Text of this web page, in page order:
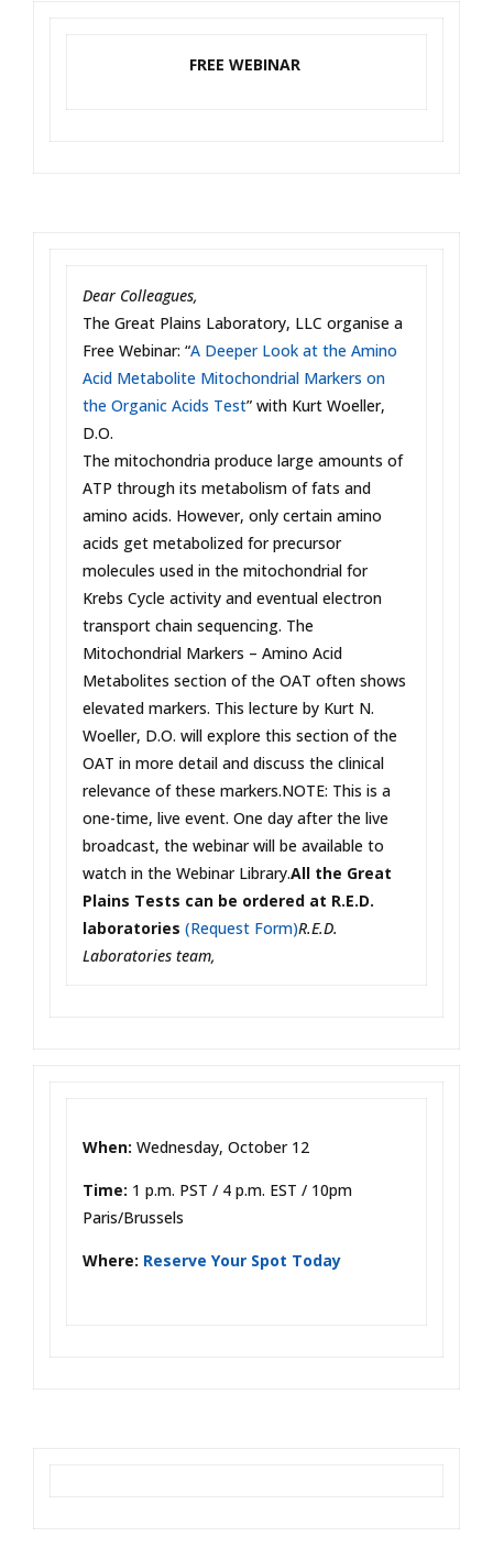
FREE WEBINAR
Dear Colleagues,
The Great Plains Laboratory, LLC organise a
Free Webinar: “A Deeper Look at the Amino
Acid Metabolite Mitochondrial Markers on
the Organic Acids Test” with Kurt Woeller,
D.O.
The mitochondria produce large amounts of
ATP through its metabolism of fats and
amino acids. However, only certain amino
acids get metabolized for precursor
molecules used in the mitochondrial for
Krebs Cycle activity and eventual electron
transport chain sequencing. The
Mitochondrial Markers – Amino Acid
Metabolites section of the OAT often shows
elevated markers. This lecture by Kurt N.
Woeller, D.O. will explore this section of the
OAT in more detail and discuss the clinical
relevance of these markers.NOTE: This is a
one-time, live event. One day after the live
broadcast, the webinar will be available to
watch in the Webinar Library.All the Great
Plains Tests can be ordered at R.E.D.
laboratories (Request Form)R.E.D.
Laboratories team,
When: Wednesday, October 12
Time: 1 p.m. PST / 4 p.m. EST / 10pm
Paris/Brussels
Where: Reserve Your Spot Today